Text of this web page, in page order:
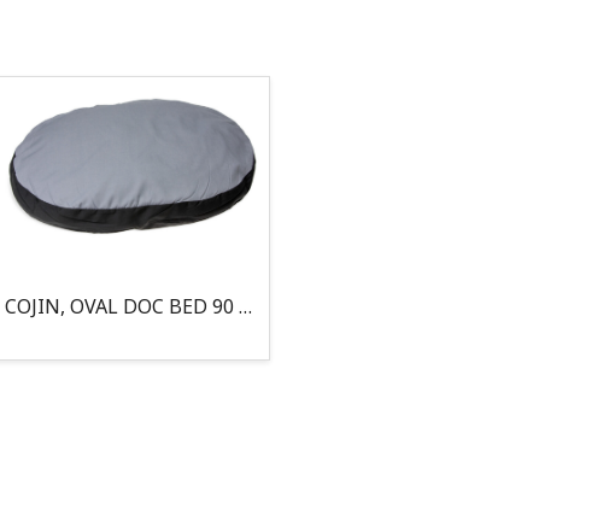
COJIN, OVAL DOC BED 90 X 66 X 10CM GRIS/NEGRO, 95°